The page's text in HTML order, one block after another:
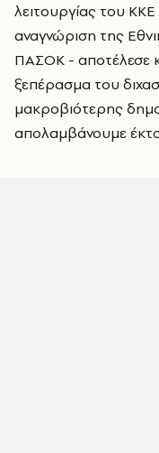
λειτουργίας του
αναγνώριση της
ΠΑΣΟΚ - αποτέλεσε
ξεπέρασμα του
μακροβιότερης
απολαμβάνουμε